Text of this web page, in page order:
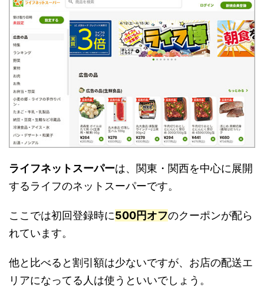
ライフネットスーパーは、関東・関西を中心に展開
するライフのネットスーパーです。
ここでは初回登録時に500円オフのクーポンが配ら
れています。
他と比べると割引額は少ないですが、お店の配送エ
リアになってる人は使うといいでしょう。